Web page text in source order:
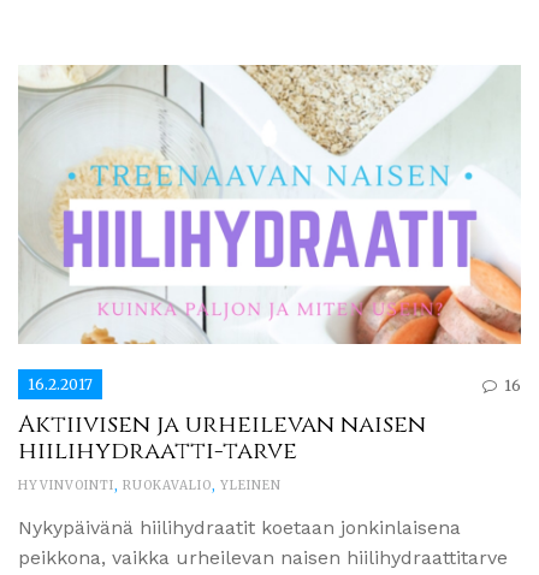
16.2.2017 16
Aktiivisen ja urheilevan naisen
hiilihydraatti-tarve
HYVINVOINTI, RUOKAVALIO, YLEINEN
Nykypäivänä hiilihydraatit koetaan jonkinlaisena
peikkona, vaikka urheilevan naisen hiilihydraattitarve